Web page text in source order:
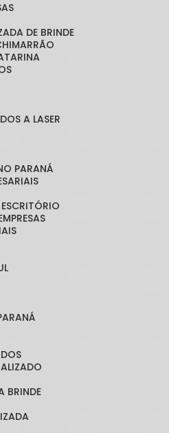
DE BRINDE
A LASER
PARANÁ
ESCRITÓRIO
BRINDE